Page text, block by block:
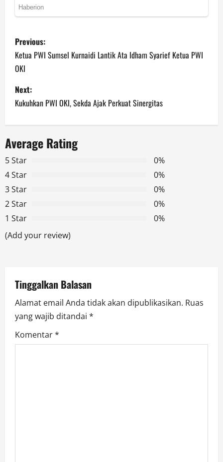
P
o
s
t
n
a
v
i
g
a
o
n
Previous:
Ketua PWI Sumsel Kurnaidi Lantik Ata Idham Syarief Ketua PWI
OKI
Next:
Kukuhkan PWI OKI, Sekda Ajak Perkuat Sinergitas
Average Rating
5 Star
0%
4 Star
0%
3 Star
0%
2 Star
0%
1 Star
0%
(Add your review)
Tinggalkan Balasan
Alamat email Anda tidak akan dipublikasikan. Ruas
yang wajib ditandai *
Komentar*